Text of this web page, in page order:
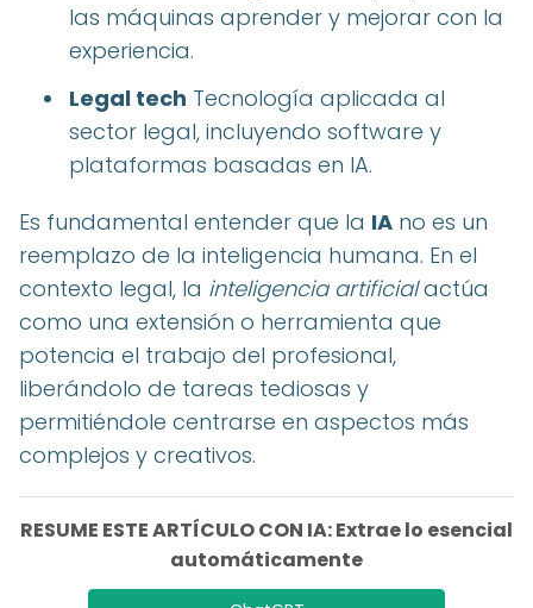
las máquinas aprender y mejorar con la
experiencia.
Legal tech Tecnología aplicada al
sector legal, incluyendo software y
plataformas basadas en IA.
Es fundamental entender que la IA no es un
reemplazo de la inteligencia humana. En el
contexto legal, la inteligencia artificialactúa
como una extensión o herramienta que
potencia el trabajo del profesional,
liberándolo de tareas tediosas y
permitiéndole centrarse en aspectos más
complejos y creativos.
RESUME ESTE ARTÍCULO CON IA: Extrae lo esencial
automáticamente